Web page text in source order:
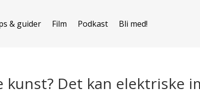
& guider Film Podkast Bli med!
kunst? Det kan elektriske